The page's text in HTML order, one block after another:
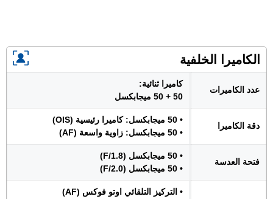
الكاميرا الخلفية
عدد الكاميرات
كاميرا ثنائية:
50 + 50 ميجابكسل
دقة الكاميرا
• 50 ميجابكسل: كاميرا رئيسية (OIS)
• 50 ميجابكسل: زاوية واسعة (AF)
فتحة العدسة
• 50 ميجابكسل (F/1.8)
• 50 ميجابكسل (F/2.0)
• التركيز التلقائي اوتو فوكس (AF)